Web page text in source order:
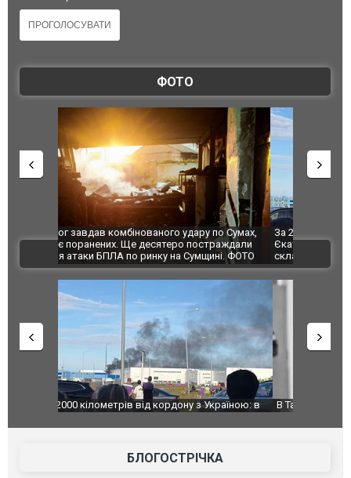
ФОТО
За 2000 кілометрів від кордону з Україною: в
Єкатеринбурзі після атаки дронів загорівся
склад Wildberries. ФОТО. ВІДЕО
"Мої
ВІДЕО
В Таїланді футболіст загинув від удару
постраждали. ВІДЕО
БЛОГОСТРІЧКА